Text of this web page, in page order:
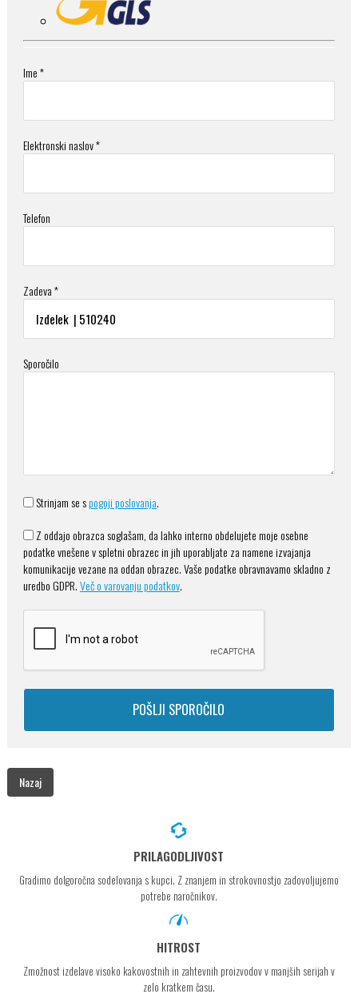
Ime *
Elektronski naslov *
Telefon
Zadeva *
Sporočilo
Strinjam se spogoji poslovanja.
Z oddajo obrazca soglašam, da lahko interno obdelujete moje osebne
podatke vnešene v spletni obrazec in jih uporabljate za namene izvajanja
komunikacije vezane na oddan obrazec. Vaše podatke obravnavamo skladno z
uredbo GDPR.Več o varovanju podatkov.
Nazaj
PRILAGODLJIVOST
Gradimo dolgoročna sodelovanja s kupci. Z znanjem in strokovnostjo zadovoljujemo
potrebe naročnikov.
HITROST
Zmožnost izdelave visoko kakovostnih in zahtevnih proizvodov v manjših serijah v
zelo kratkem času.